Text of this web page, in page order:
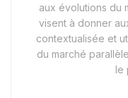
aux évolutions du
visent à donner
contextualisée et
du marché
le